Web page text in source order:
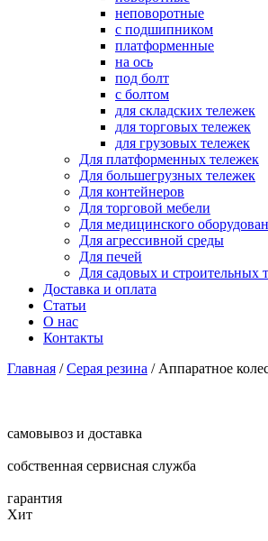
неповоротные
с подшипником
платформенные
на ось
под болт
с болтом
для складских тележек
для торговых тележек
для грузовых тележек
Для платформенных тележек
Для большегрузных тележек
Для контейнеров
Для торговой мебели
Для медицинского
Для агрессивной среды
Для печей
Для садовых и строительных
Доставка и оплата
Статьи
О нас
Контакты
Главная /Серая резина / Аппаратное
самовывоз и доставка
собственная сервисная служба
гарантия
Хит